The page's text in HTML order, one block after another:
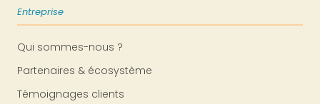
Entreprise
Qui sommes-nous ?
Partenaires & écosystème
Témoignages clients